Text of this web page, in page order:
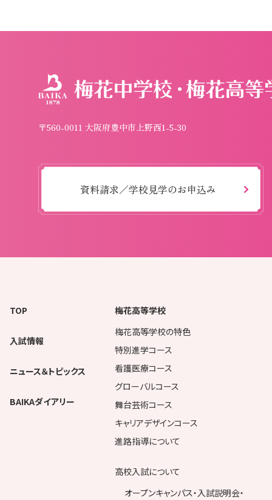
〒560-0011 大阪府豊中市上野西1-5-30
資料請求／学校見学のお申込み
TOP
入試情報
ニュース＆トピックス
BAIKAダイアリー
梅花高等学校
梅花高等学校の特色
特別進学コース
看護医療コース
グローバルコース
舞台芸術コース
キャリアデザインコース
進路指導について
高校入試について
オープンキャンパス・入試説明会・